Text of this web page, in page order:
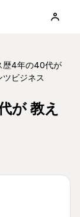
歴4年の40代が
ビジネス
が 教え